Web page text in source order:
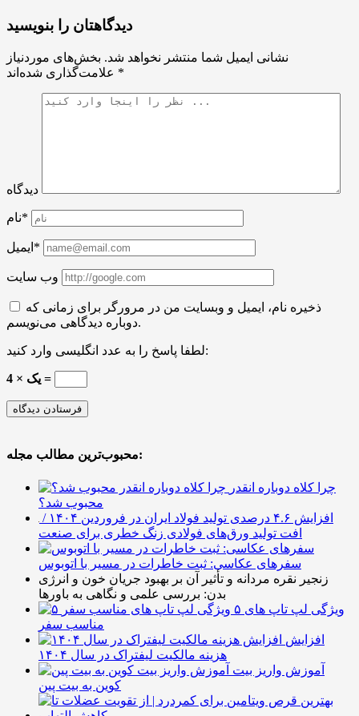
دیدگاهتان را بنویسید
نشانی ایمیل شما منتشر نخواهد شد. بخش‌های موردنیاز
*
دیدگاه
نام*
ایمیل*
وب سایت
ذخیره نام، ایمیل و وبسایت من در مرورگر برای زمانی که
دوباره دیدگاهی می‌نویسم.
لطفا پاسخ را به عدد انگلیسی وارد کنید:
4 × یک =
محبوب‌ترین مطالب مجله:
چرا کلاه دوباره انقدر
محبوب شد؟
افزایش ۴.۶ درصدی تولید فولاد ایران در فروردین ۱۴۰۴ /
افت تولید ورق‌های فولادی زنگ خطری برای صنعت
سفرهای عکاسی: ثبت خاطرات در مسیر با اتوبوس
زنجیر نقره مردانه و تأثیر آن بر بهبود جریان خون و انرژی
بدن: بررسی علمی و نگاهی به باورها
۵ ویژگی لپ تاپ های
مناسب سفر
افزایش
هزینه مالکیت لیفتراک در سال ۱۴۰۴
آموزش واریز بیت
کوین به بیت پین